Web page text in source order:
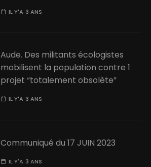
IL Y'A 3 ANS
Aude. Des militants écologistes
mobilisent la population contre 1
projet “totalement obsolète”
IL Y'A 3 ANS
Communiqué du 17 JUIN 2023
IL Y'A 3 ANS